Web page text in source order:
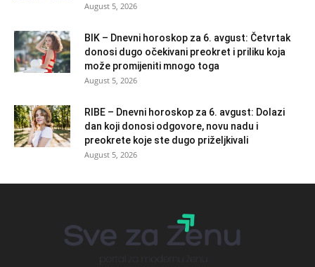
August 5, 2026
BIK – Dnevni horoskop za 6. avgust: Četvrtak
donosi dugo očekivani preokret i priliku koja
može promijeniti mnogo toga
August 5, 2026
RIBE – Dnevni horoskop za 6. avgust: Dolazi
dan koji donosi odgovore, novu nadu i
preokrete koje ste dugo priželjkivali
August 5, 2026